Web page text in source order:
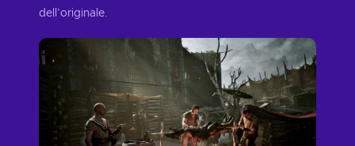
dell’originale.